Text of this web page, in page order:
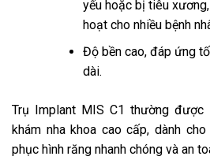
yếu hoặc bị tiêu
hoạt cho nhiều bệnh
Độ bền cao, đáp ứng
dài.
Trụ Implant MIS C1 thường
khám nha khoa cao cấp, dành
phục hình răng nhanh chóng và an